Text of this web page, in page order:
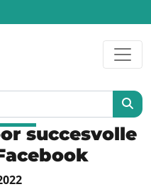
succesvolle